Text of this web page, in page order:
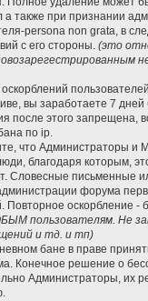
а также при признании
persona non grata, в
с его стороны. (это
вы заработаете 7
после этого запрещена,
по ip.
что Администраторы и
благодаря которым,
Словесные письменные
форума
Повторное оскорбление -
пользователям. Не
и тд. и тп)
бане в праве
Конечное решение о
Администраторы, их